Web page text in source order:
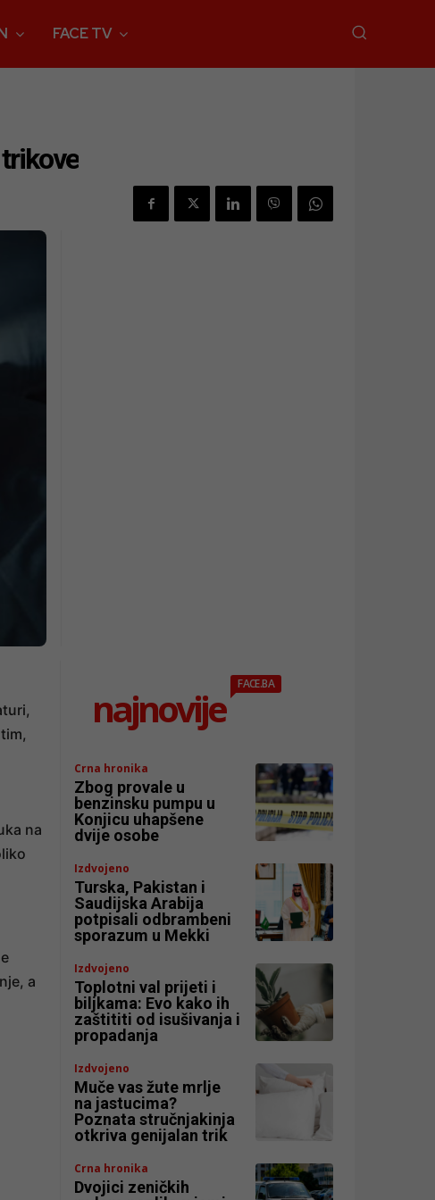
FACE TV
na
a
najnovije
FACE.BA
Crna hronika
Zbog provale u
benzinsku pumpu u
Konjicu uhapšene
dvije osobe
Izdvojeno
Turska, Pakistan i
Saudijska Arabija
potpisali odbrambeni
sporazum u Mekki
Izdvojeno
Toplotni val prijeti i
biljkama: Evo kako ih
zaštititi od isušivanja i
propadanja
Izdvojeno
Muče vas žute mrlje
na jastucima?
Poznata stručnjakinja
otkriva genijalan trik
Crna hronika
Dvojici zeničkih